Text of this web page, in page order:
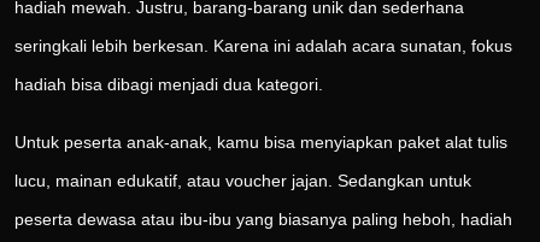
hadiah mewah. Justru, barang-barang unik dan sederhana
seringkali lebih berkesan. Karena ini adalah acara sunatan, fokus
hadiah bisa dibagi menjadi dua kategori.
Untuk peserta anak-anak, kamu bisa menyiapkan paket alat tulis
lucu, mainan edukatif, atau voucher jajan. Sedangkan untuk
peserta dewasa atau ibu-ibu yang biasanya paling heboh, hadiah